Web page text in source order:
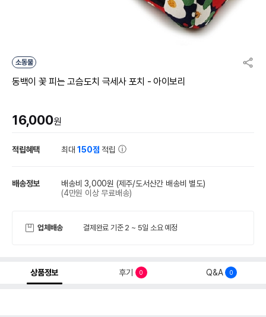
소동물
동백이 꽃 피는 고슴도치 극세사 포치 - 아이보리
16,000원
적립혜택 최대150점 적립
배송정보 배송비 3,000원 (제주/도서산간 배송비 별도)
(4만원 이상 무료배송)
업체배송 결제완료 기준 2 ~ 5일 소요 예정
상품정보 후기 0 Q&A 0